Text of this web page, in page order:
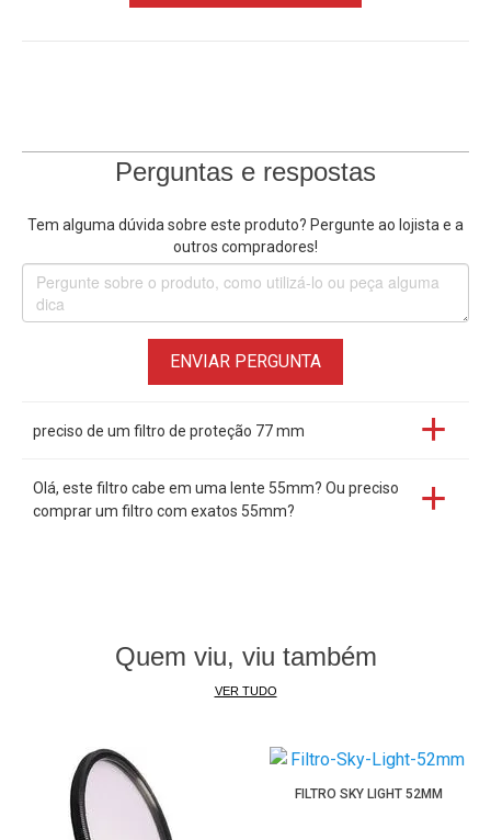
Perguntas e respostas
Tem alguma dúvida sobre este produto? Pergunte ao lojista e a
outros compradores!
ENVIAR PERGUNTA
preciso de um filtro de proteção 77 mm
Olá, este filtro cabe em uma lente 55mm? Ou preciso
comprar um filtro com exatos 55mm?
Quem viu, viu também
VER TUDO
FILTRO SKY LIGHT 52MM